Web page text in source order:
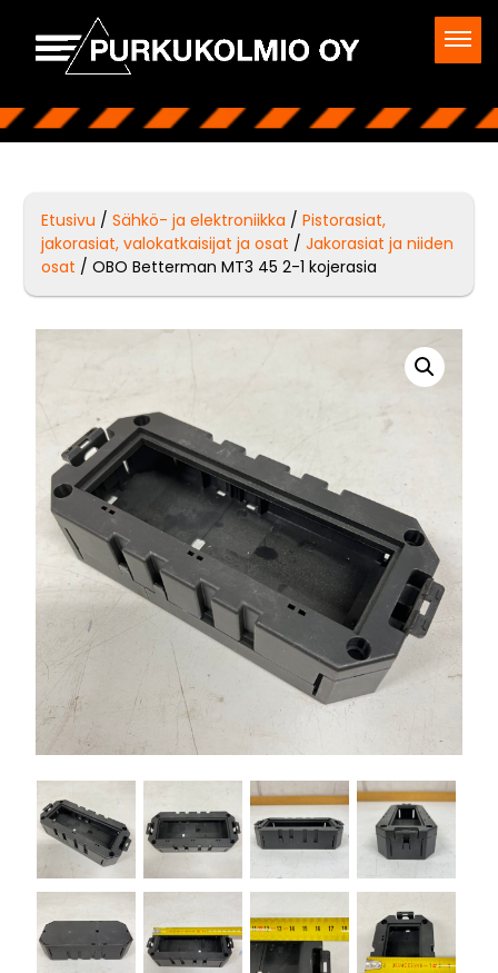
Etusivu /Sähkö- ja elektroniikka /Pistorasiat,
jakorasiat, valokatkaisijat ja osat /Jakorasiat ja niiden
osat / OBO Betterman MT3 45 2-1 kojerasia